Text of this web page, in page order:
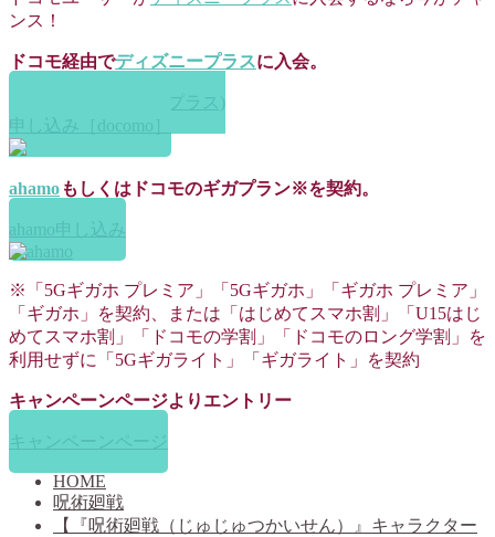
ンス！
ドコモ経由でディズニープラスに入会。
Disney+ (ディズニープラス)
申し込み［docomo］
ahamo もしくはドコモのギガプラン※を契約。
ahamo申し込み
※「5Gギガホ プレミア」「5Gギガホ」「ギガホ プレミア」
「ギガホ」を契約、または「はじめてスマホ割」「U15はじ
めてスマホ割」「ドコモの学割」「ドコモのロング学割」を
利用せずに「5Gギガライト」「ギガライト」を契約
キャンペーンページよりエントリー
キャンペーンページ
HOME
呪術廻戦
【『呪術廻戦（じゅじゅつかいせん）』キャラクター